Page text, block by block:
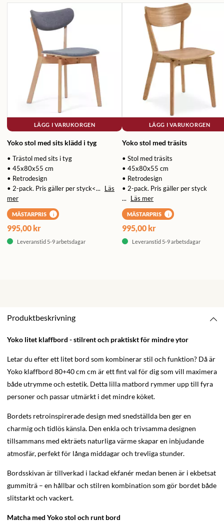
LÄGG I VARUKORGEN
Yoko stol med sits klädd i tyg
• Trästol med sits i tyg
• 45x80x55 cm
• Retrodesign
• 2-pack. Pris gäller per styck<...
Läs
mer
MÄSTARPRIS i
995,00 kr
Leveranstid 5-9 arbetsdagar
LÄGG I VARUKORGEN
Yoko stol med träsits
• Stol med träsits
• 45x80x55 cm
• Retrodesign
• 2-pack. Pris gäller per styck
...
Läs mer
MÄSTARPRIS i
995,00 kr
Leveranstid 5-9 arbetsdagar
Produktbeskrivning
Yoko litet klaffbord - stilrent och praktiskt för mindre ytor
Letar du efter ett litet bord som kombinerar stil och funktion? Då är
Yoko klaffbord 80+40 cm cm är ett fint val för dig som vill maximera
både utrymme och estetik. Detta lilla matbord rymmer upp till fyra
personer och passar utmärkt i det mindre köket.
Bordets retroinspirerade design med snedställda ben ger en
charmig och tidlös känsla. Den enkla och trivsamma designen
tillsammans med ekträets naturliga värme skapar en inbjudande
atmosfär, perfekt för långa middagar och trevliga stunder.
Bordsskivan är tillverkad i lackad ekfanér medan benen är i ekbetsat
gummiträ – en hållbar och stilren kombination som gör bordet både
slitstarkt och vackert.
Matcha med Yoko stol och runt bord